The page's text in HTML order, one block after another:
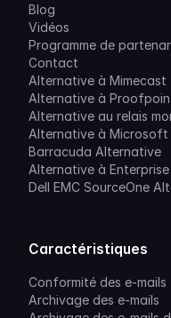
Blog
Vidéos
Programme de
Contact
Alternative à Mimecast
Alternative à
Alternative au relais
Alternative à Microsoft
Barracuda Alternative
Alternative à
Dell EMC SourceOne
Caractéristiques
Conformité des e-mails
Archivage des e-mails